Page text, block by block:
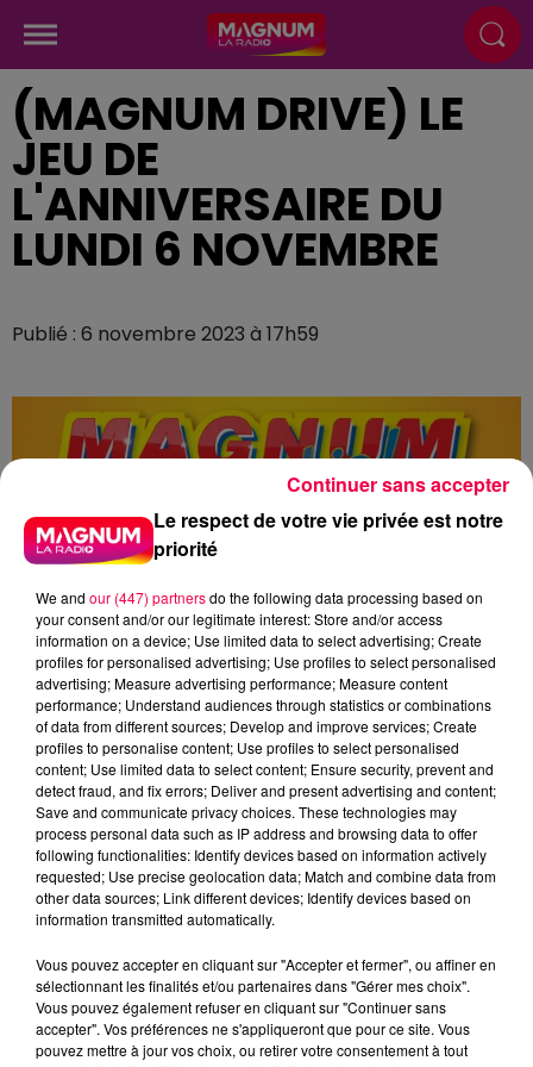
(MAGNUM DRIVE) LE
JEU DE
L'ANNIVERSAIRE DU
LUNDI 6 NOVEMBRE
Publié : 6 novembre 2023 à 17h59
lanniversaire.mp3
Le respect de votre vie privée est notre
priorité
We and our (447) partnersdo the following data processing based on
your consent and/or our legitimate interest: Store and/or access
information on a device; Use limited data to select advertising; Create
profiles for personalised advertising; Use profiles to select personalised
advertising; Measure advertising performance; Measure content
performance; Understand audiences through statistics or combinations
of data from different sources; Develop and improve services; Create
profiles to personalise content; Use profiles to select personalised
content; Use limited data to select content; Ensure security, prevent and
detect fraud, and fix errors; Deliver and present advertising and content;
Save and communicate privacy choices. These technologies may
process personal data such as IP address and browsing data to offer
following functionalities: Identify devices based on information actively
requested; Use precise geolocation data; Match and combine data from
other data sources; Link different devices; Identify devices based on
information transmitted automatically.
Vous pouvez accepter en cliquant sur "Accepter et fermer", ou affiner en
sélectionnant les finalités et/ou partenaires dans "Gérer mes choix".
Vous pouvez également refuser en cliquant sur "Continuer sans
accepter". Vos préférences ne s'appliqueront que pour ce site. Vous
pouvez mettre à jour vos choix, ou retirer votre consentement à tout
Continuer sans accepter